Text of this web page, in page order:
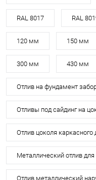
RAL 8017 RAL
120 мм 150 мм
300 мм 430 мм
Отлив на фундамент
Отливы под сайдинг на
Отлив цоколя каркасного
Металлический отлив для
Отлив металлический